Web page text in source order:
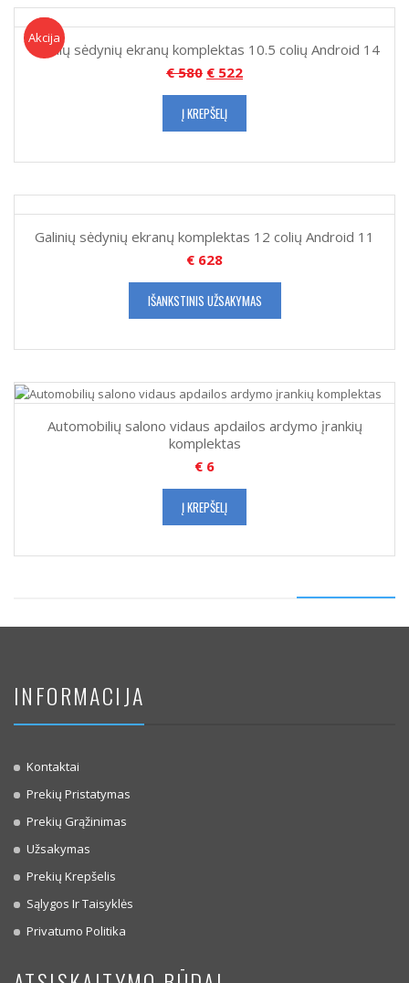
Akcija
Akcija!
Galinių sėdynių ekranų komplektas 10.5 colių Android 14
€580 € 522
Į KREPŠELĮ
Galinių sėdynių ekranų komplektas 12 colių Android 11
€ 628
IŠANKSTINIS UŽSAKYMAS
Automobilių salono vidaus apdailos ardymo įrankių
komplektas
€ 6
Į KREPŠELĮ
INFORMACIJA
Kontaktai
Prekių Pristatymas
Prekių Grąžinimas
Užsakymas
Prekių Krepšelis
Sąlygos Ir Taisyklės
Privatumo Politika